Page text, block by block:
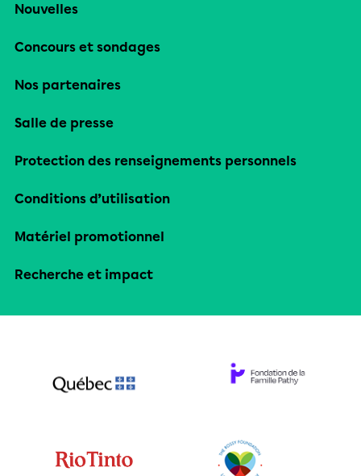
Nouvelles
Concours et sondages
Nos partenaires
Salle de presse
Protection des renseignements personnels
Conditions d’utilisation
Matériel promotionnel
Recherche et impact